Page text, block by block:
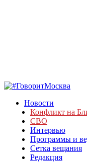
Новости
Конфликт на
СВО
Интервью
Программы и
Сетка вещания
Редакция